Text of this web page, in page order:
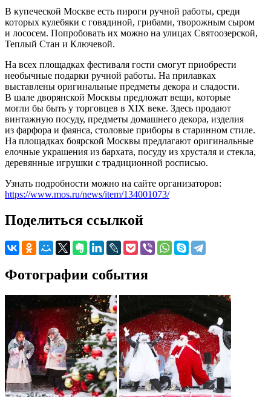
В купеческой Москве есть пироги ручной работы, среди
которых кулебяки с говядиной, грибами, творожным сыром
и лососем. Попробовать их можно на улицах Святоозерской,
Теплый Стан и Ключевой.
На всех площадках фестиваля гости смогут приобрести
необычные подарки ручной работы. На прилавках
выставлены оригинальные предметы декора и сладости.
В шале дворянской Москвы предложат вещи, которые
могли бы быть у торговцев в XIX веке. Здесь продают
винтажную посуду, предметы домашнего декора, изделия
из фарфора и фаянса, столовые приборы в старинном стиле.
На площадках боярской Москвы предлагают оригинальные
елочные украшения из бархата, посуду из хрусталя и стекла,
деревянные игрушки с традиционной росписью.
Узнать подробности можно на сайте организаторов:
https://www.mos.ru/news/item/134001073/
Поделиться ссылкой
Фотографии события